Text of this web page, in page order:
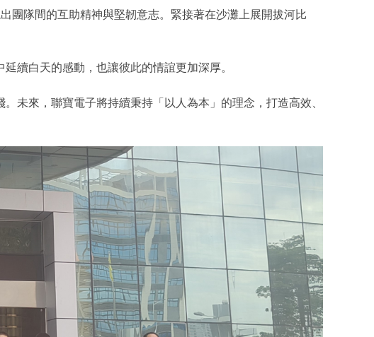
團隊間的互助精神與堅韌意志。緊接著在沙灘上展開拔河比
續白天的感動，也讓彼此的情誼更加深厚。
未來，聯寶電子將持續秉持「以人為本」的理念，打造高效、